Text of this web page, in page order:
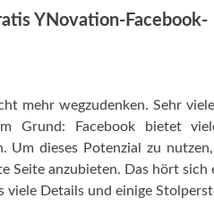
YNovation-Facebook-
mehr wegzudenken. Sehr
Grund: Facebook bietet
dieses Potenzial zu
anzubieten. Das hört sich
Details und einige